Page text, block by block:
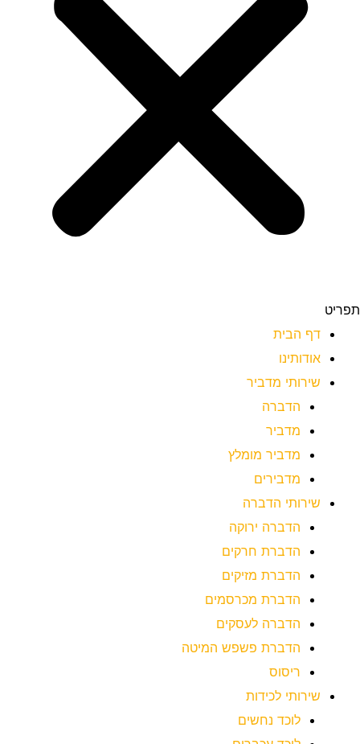
תפריט
דף הבית
אודותינו
שירותי מדביר
הדברה
מדביר
מדביר מומלץ
מדבירים
שירותי הדברה
הדברה ירוקה
הדברת חרקים
הדברת מזיקים
הדברת מכרסמים
הדברה לעסקים
הדברת פשפש המיטה
ריסוס
שירותי לכידות
לוכד נחשים